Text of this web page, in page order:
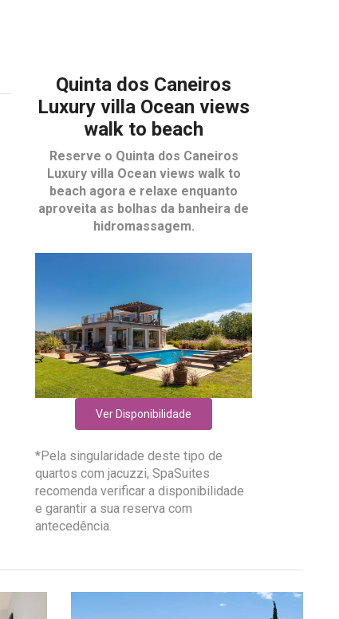
Quinta dos Caneiros
Luxury villa Ocean views
walk to beach
Reserve o Quinta dos Caneiros
Luxury villa Ocean views walk to
beach agora e relaxe enquanto
aproveita as bolhas da banheira de
hidromassagem.
Ver Disponibilidade
*Pela singularidade deste tipo de
quartos com jacuzzi, SpaSuites
recomenda verificar a disponibilidade
e garantir a sua reserva com
antecedência.